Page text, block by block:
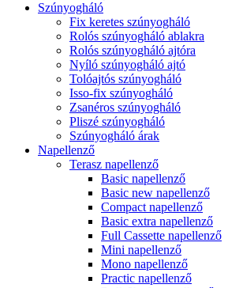
Szúnyogháló
Fix keretes szúnyogháló
Rolós szúnyogháló ablakra
Rolós szúnyogháló ajtóra
Nyíló szúnyogháló ajtó
Tolóajtós szúnyogháló
Isso-fix szúnyogháló
Zsanéros szúnyogháló
Pliszé szúnyogháló
Szúnyogháló árak
Napellenző
Terasz napellenző
Basic napellenző
Basic new napellenző
Compact napellenző
Basic extra napellenző
Full Cassette napellenző
Mini napellenző
Mono napellenző
Practic napellenző